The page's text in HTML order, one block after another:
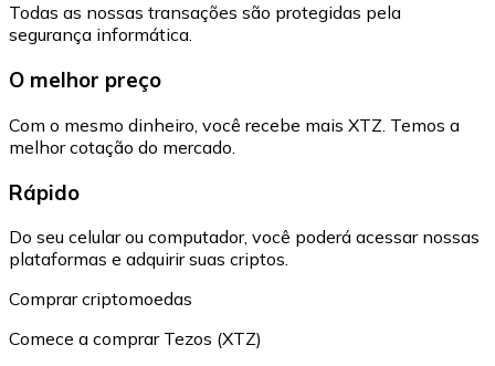
Todas as nossas transações são protegidas pela
segurança informática.
O melhor preço
Com o mesmo dinheiro, você recebe mais XTZ. Temos a
melhor cotação do mercado.
Rápido
Do seu celular ou computador, você poderá acessar nossas
plataformas e adquirir suas criptos.
Comprar criptomoedas
Comece a comprar Tezos (XTZ)